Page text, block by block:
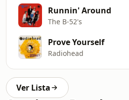
Runnin' Around
The B-52's
Prove Yourself
Radiohead
Ver Lista